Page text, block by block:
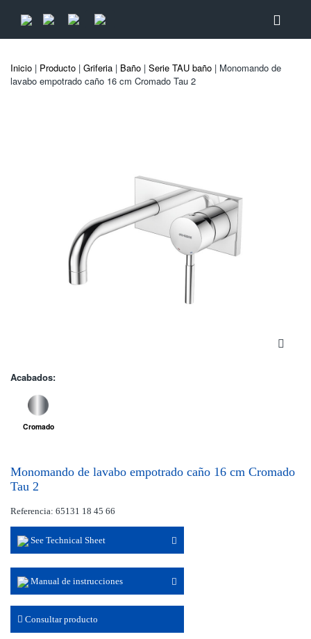
Inicio | Producto | Griferia | Baño | Serie TAU baño | Monomando de
lavabo empotrado caño 16 cm Cromado Tau 2
Acabados:
Cromado
Monomando de lavabo empotrado caño 16 cm Cromado
Tau 2
Referencia: 65131 18 45 66
See Technical Sheet
Manual de instrucciones
Consultar producto